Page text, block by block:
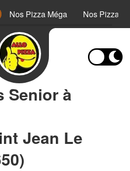
Nos Pizza Méga Nos Pizzas
Senior à
Jean Le